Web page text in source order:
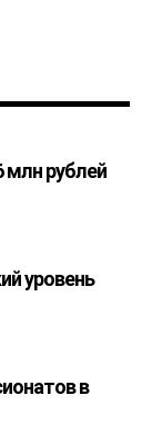
млн рублей
уровень
в